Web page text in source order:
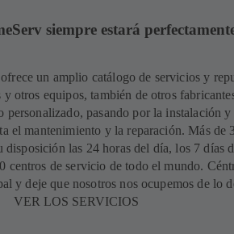
siempre estará
un amplio catálogo de servicios y
y otros equipos, también de otros
personalizado, pasando por la instalación y
el mantenimiento y la reparación. Más de
disposición las 24 horas del día, los 7 días
centros de servicio de todo el mundo.
y deje que nosotros nos ocupemos de lo
VER LOS SERVICIOS